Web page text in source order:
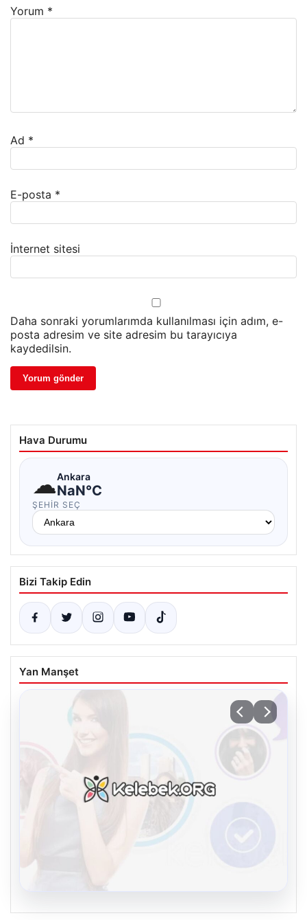
Yorum *
Ad *
E-posta *
İnternet sitesi
Daha sonraki yorumlarımda kullanılması için adım, e-
posta adresim ve site adresim bu tarayıcıya
kaydedilsin.
Hava Durumu
☁Ankara
NaN°C
ŞEHIR SEÇ
Bizi Takip Edin
Yan Manşet